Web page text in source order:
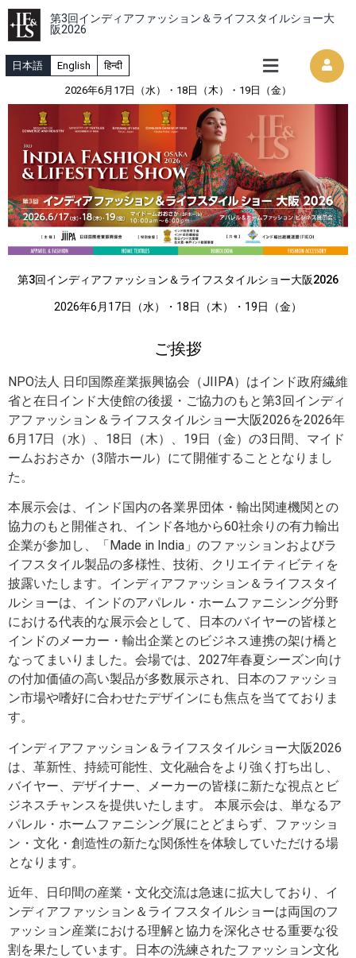
第3回インディアファッション＆ライフスタイルショー大
阪2026
日本語 English हिन्दी
2026年6月17日（水）・18日（木）・19日（金）
第3回インディアファッション＆ライフスタイルショー大阪2026
2026年6月17日（水）・18日（木）・19日（金）
ご挨拶
NPO法人 日印国際産業振興協会（JIIPA）はインド政府繊維
省と在日インド大使館の後援・ご協力のもと第3回インディ
アファッション＆ライフスタイルショー大阪2026を2026年
6月17日（水）、18日（木）、19日（金）の3日間、マイド
ームおおさか（3階ホール）にて開催することとなりまし
た。
本展示会は、インド国内の各業界団体・輸出関連機関との
協力のもと開催され、インド各地から60社余りの有力輸出
企業が参加し、「Made in India」のファッションおよびラ
イフスタイル製品の多様性、技術、クリエイティビティを
披露いたします。インディアファッション＆ライフスタイ
ルショーは、インドのアパレル・ホームファニシング分野
における代表的な展示会として、日本のバイヤーの皆様と
インドのメーカー・輸出企業とのビジネス連携の架け橋と
なってまいりました。会場では、2027年春夏シーズン向け
の付加価値の高い製品が多数展示され、日本のファッショ
ン市場や嗜好に合わせたデザインにも焦点を当てておりま
す。
インディアファッション＆ライフスタイルショー大阪2026
は、革新性、持続可能性、文化融合をより強く打ち出し、
バイヤー、デザイナー、メーカーの皆様に新たな視点とビ
ジネスチャンスを提供いたします。 本展示会は、単なるア
パレル・ホームファニシング展にとどまらず、ファッショ
ン・文化・創造性の新たな関係性を体験していただける場
となります。
近年、日印間の産業・文化交流は急速に拡大しており、イ
ンディアファッション＆ライフスタイルショーは両国のフ
ァッション産業における理解と協力を深化させる重要な役
割を果たしています。日本の洗練されたファッション文化